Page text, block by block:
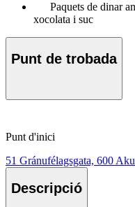
Paquets de dinar
xocolata i suc
Punt de trobada
Punt d'inici
51 Gránufélagsgata, 600
Descripció